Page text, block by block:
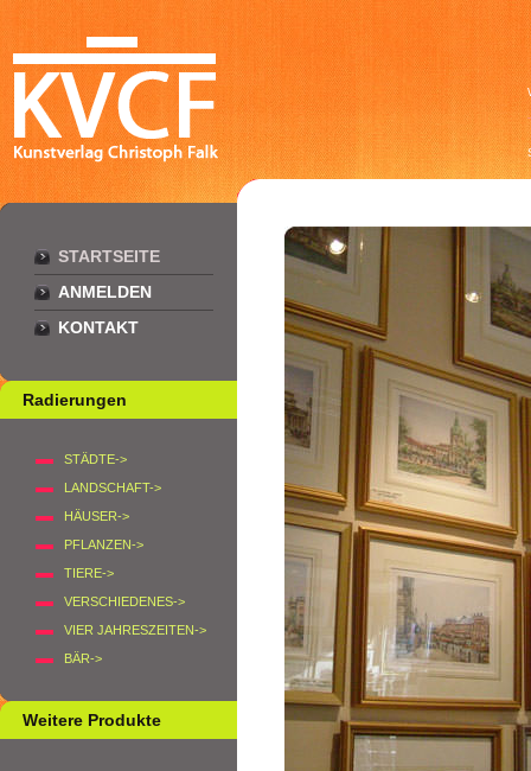
STARTSEITE
ANMELDEN
KONTAKT
Radierungen
STÄDTE->
LANDSCHAFT->
HÄUSER->
PFLANZEN->
TIERE->
VERSCHIEDENES->
VIER JAHRESZEITEN->
BÄR->
Weitere Produkte